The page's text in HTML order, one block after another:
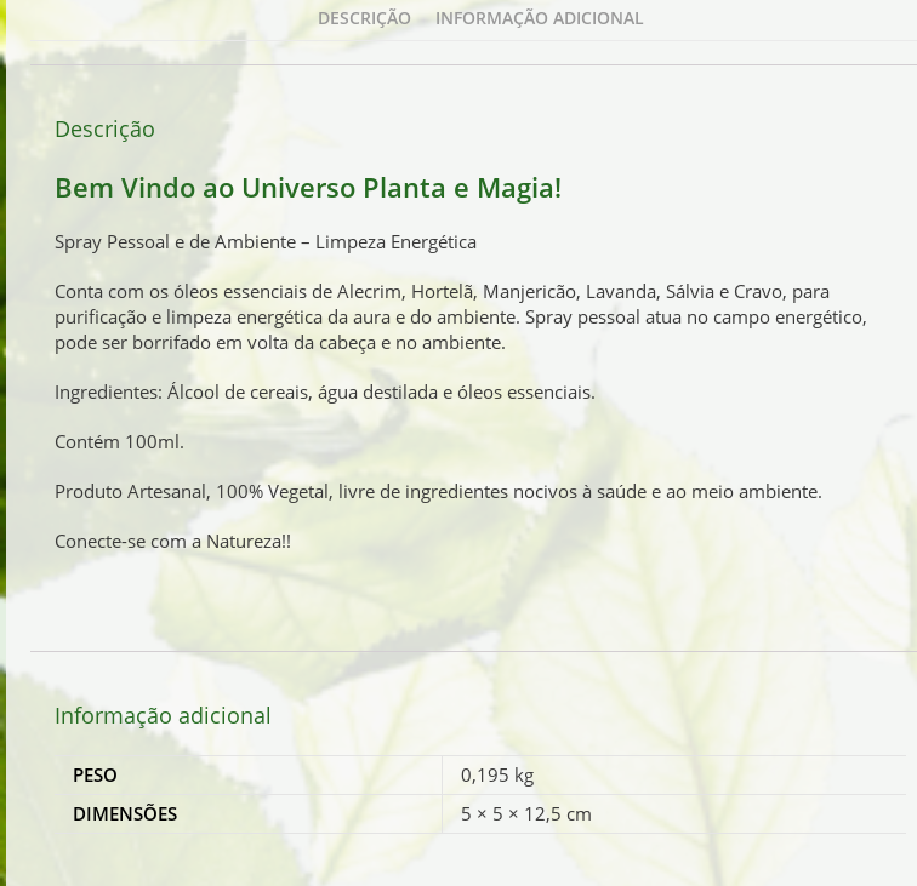
DESCRIÇÃO INFORMAÇÃO ADICIONAL
Descrição
Bem Vindo ao Universo Planta e Magia!
Spray Pessoal e de Ambiente – Limpeza Energética
Conta com os óleos essenciais de Alecrim, Hortelã, Manjericão, Lavanda, Sálvia e Cravo, para
purificação e limpeza energética da aura e do ambiente. Spray pessoal atua no campo energético,
pode ser borrifado em volta da cabeça e no ambiente.
Ingredientes: Álcool de cereais, água destilada e óleos essenciais.
Contém 100ml.
Produto Artesanal, 100% Vegetal, livre de ingredientes nocivos à saúde e ao meio ambiente.
Conecte-se com a Natureza!!
Informação adicional
PESO
0,195 kg
DIMENSÕES
5 × 5 × 12,5 cm